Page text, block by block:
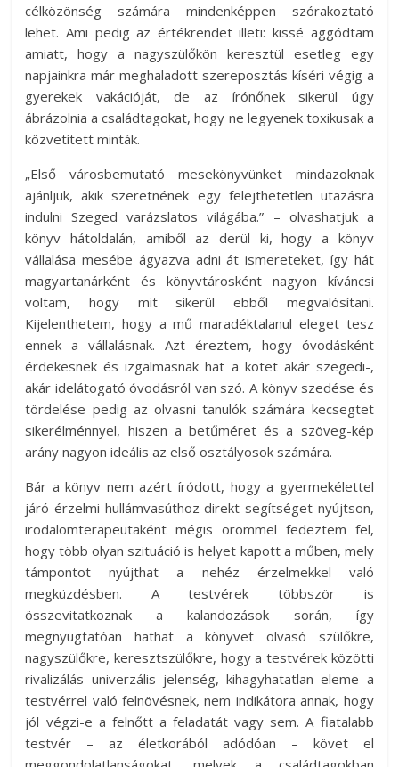
célközönség számára mindenképpen szórakoztató
lehet. Ami pedig az értékrendet illeti: kissé aggódtam
amiatt, hogy a nagyszülőkön keresztül esetleg egy
napjainkra már meghaladott szereposztás kíséri végig a
gyerekek vakációját, de az írónőnek sikerül úgy
ábrázolnia a családtagokat, hogy ne legyenek toxikusak a
közvetített minták.
„Első városbemutató mesekönyvünket mindazoknak
ajánljuk, akik szeretnének egy felejthetetlen utazásra
indulni Szeged varázslatos világába.” – olvashatjuk a
könyv hátoldalán, amiből az derül ki, hogy a könyv
vállalása mesébe ágyazva adni át ismereteket, így hát
magyartanárként és könyvtárosként nagyon kíváncsi
voltam, hogy mit sikerül ebből megvalósítani.
Kijelenthetem, hogy a mű maradéktalanul eleget tesz
ennek a vállalásnak. Azt éreztem, hogy óvodásként
érdekesnek és izgalmasnak hat a kötet akár szegedi-,
akár idelátogató óvodásról van szó. A könyv szedése és
tördelése pedig az olvasni tanulók számára kecsegtet
sikerélménnyel, hiszen a betűméret és a szöveg-kép
arány nagyon ideális az első osztályosok számára.
Bár a könyv nem azért íródott, hogy a gyermekélettel
járó érzelmi hullámvasúthoz direkt segítséget nyújtson,
irodalomterapeutaként mégis örömmel fedeztem fel,
hogy több olyan szituáció is helyet kapott a műben, mely
támpontot nyújthat a nehéz érzelmekkel való
megküzdésben. A testvérek többször is
összevitatkoznak a kalandozások során, így
megnyugtatóan hathat a könyvet olvasó szülőkre,
nagyszülőkre, keresztszülőkre, hogy a testvérek közötti
rivalizálás univerzális jelenség, kihagyhatatlan eleme a
testvérrel való felnövésnek, nem indikátora annak, hogy
jól végzi-e a felnőtt a feladatát vagy sem. A fiatalabb
testvér – az életkorából adódóan – követ el